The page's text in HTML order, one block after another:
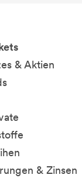
& Aktien
& Zinsen